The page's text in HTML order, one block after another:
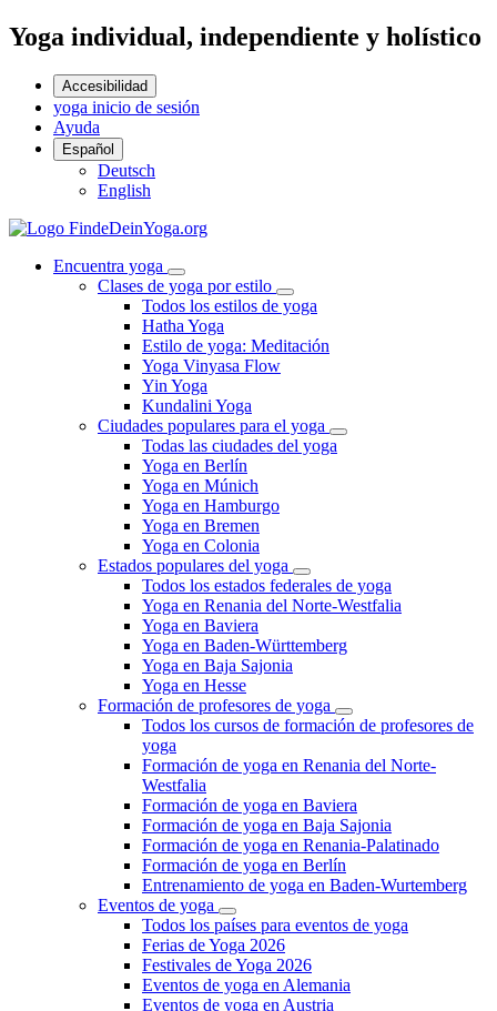
Yoga individual, independiente y holístico
Accesibilidad
yoga inicio de sesión
Ayuda
Español
Deutsch
English
Encuentra yoga
Clases de yoga por estilo
Todos los estilos de yoga
Hatha Yoga
Estilo de yoga: Meditación
Yoga Vinyasa Flow
Yin Yoga
Kundalini Yoga
Ciudades populares para el yoga
Todas las ciudades del yoga
Yoga en Berlín
Yoga en Múnich
Yoga en Hamburgo
Yoga en Bremen
Yoga en Colonia
Estados populares del yoga
Todos los estados federales de yoga
Yoga en Renania del Norte-Westfalia
Yoga en Baviera
Yoga en Baden-Württemberg
Yoga en Baja Sajonia
Yoga en Hesse
Formación de profesores de yoga
Todos los cursos de formación de profesores de
yoga
Formación de yoga en Renania del Norte-
Westfalia
Formación de yoga en Baviera
Formación de yoga en Baja Sajonia
Formación de yoga en Renania-Palatinado
Formación de yoga en Berlín
Entrenamiento de yoga en Baden-Wurtemberg
Eventos de yoga
Todos los países para eventos de yoga
Ferias de Yoga 2026
Festivales de Yoga 2026
Eventos de yoga en Alemania
Eventos de yoga en Austria